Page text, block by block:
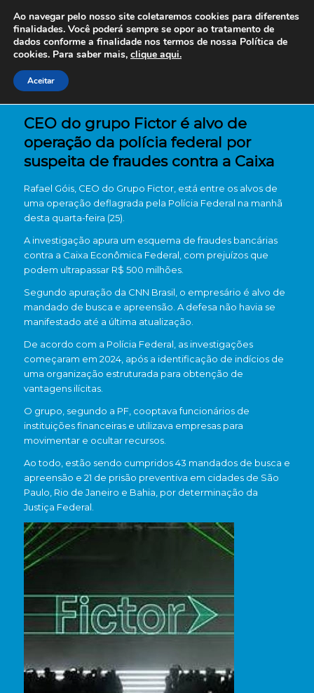
CEO do grupo Fictor é alvo de
operação da polícia federal por
suspeita de fraudes contra a Caixa
Rafael Góis, CEO do Grupo Fictor, está entre os alvos de
uma operação deflagrada pela Polícia Federal na manhã
desta quarta-feira (25).
A investigação apura um esquema de fraudes bancárias
contra a Caixa Econômica Federal , com prejuízos que
podem ultrapassar R$ 500 milhões.
Segundo apuração da CNN Brasil , o empresário é alvo de
mandado de busca e apreensão. A defesa não havia se
manifestado até a última atualização.
De acordo com a Polícia Federal, as investigações
começaram em 2024, após a identificação de indícios de
uma organização estruturada para obtenção de
vantagens ilícitas.
O grupo, segundo a PF, cooptava funcionários de
instituições financeiras e utilizava empresas para
movimentar e ocultar recursos.
Ao todo, estão sendo cumpridos 43 mandados de busca e
apreensão e 21 de prisão preventiva em cidades de São
Paulo, Rio de Janeiro e Bahia, por determinação da
Justiça Federal.
Ao navegar pelo nosso site coletaremos cookies para diferentes
finalidades. Você poderá sempre se opor ao tratamento de
dados conforme a finalidade nos termos de nossa Política de
cookies. Para saber mais, clique aqui.
Aceitar